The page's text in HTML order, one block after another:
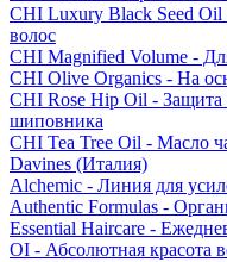
CHI Luxury Black Seed
волос
CHI Magnified Volume -
CHI Olive Organics - На
CHI Rose Hip Oil - Защита
шиповника
CHI Tea Tree Oil - Масло
Davines (Италия)
Alchemic - Линия для
Authentic Formulas -
Essential Haircare -
OI - Абсолютная красота